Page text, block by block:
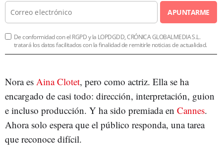
APUNTARME
De conformidad con el RGPD y la LOPDGDD, CRÓNICA GLOBALMEDIA S.L.
tratará los datos facilitados con la finalidad de remitirle noticias de actualidad.
Nora es Aina Clotet, pero como actriz. Ella se ha
encargado de casi todo: dirección, interpretación, guion
e incluso producción. Y ha sido premiada en Cannes.
Ahora solo espera que el público responda, una tarea
que reconoce difícil.